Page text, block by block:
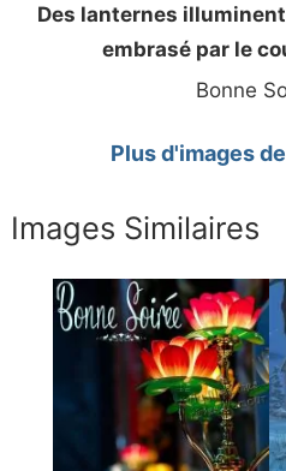
Des lanternes
embrasé par le
Bonne
Plus d'images
Images Similaires